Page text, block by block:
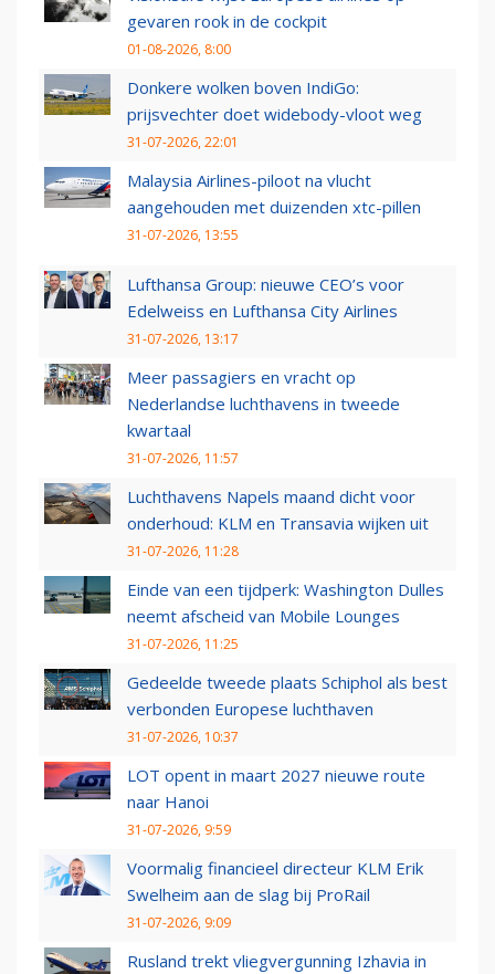
gevaren rook in de cockpit
01-08-2026, 8:00
Donkere wolken boven IndiGo:
prijsvechter doet widebody-vloot weg
31-07-2026, 22:01
Malaysia Airlines-piloot na vlucht
aangehouden met duizenden xtc-pillen
31-07-2026, 13:55
Lufthansa Group: nieuwe CEO’s voor
Edelweiss en Lufthansa City Airlines
31-07-2026, 13:17
Meer passagiers en vracht op
Nederlandse luchthavens in tweede
kwartaal
31-07-2026, 11:57
Luchthavens Napels maand dicht voor
onderhoud: KLM en Transavia wijken uit
31-07-2026, 11:28
Einde van een tijdperk: Washington Dulles
neemt afscheid van Mobile Lounges
31-07-2026, 11:25
Gedeelde tweede plaats Schiphol als best
verbonden Europese luchthaven
31-07-2026, 10:37
LOT opent in maart 2027 nieuwe route
naar Hanoi
31-07-2026, 9:59
Voormalig financieel directeur KLM Erik
Swelheim aan de slag bij ProRail
31-07-2026, 9:09
Rusland trekt vliegvergunning Izhavia in